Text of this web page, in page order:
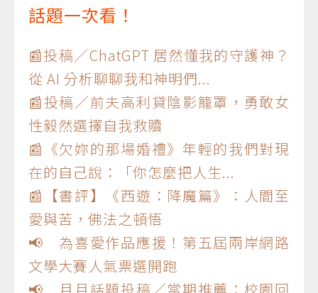
話題一次看！
📰投稿／ChatGPT 居然懂我的守護神？
從 AI 分析聊聊我和神明們...
📰投稿／前夫高利貸陰影籠罩，勇敢女
性毅然選擇自我救贖
📰《欠妳的那場婚禮》年輕的我們對現
在的自己說：「你怎麼把人生...
📰【書評】《西遊：降魔篇》：人間至
愛與苦，佛法之頓悟
📢 為喜愛作品應援！第五屆兩岸網路
文學大賽人氣票選開跑